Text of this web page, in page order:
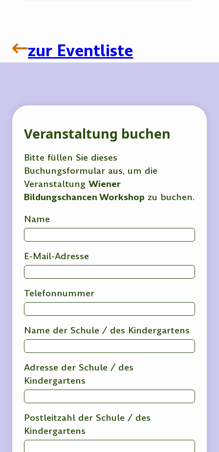
zur Eventliste
Veranstaltung buchen
Bitte füllen Sie dieses
Buchungsformular aus, um die
VeranstaltungWiener
Bildungschancen Workshop zu buchen.
Name
E-Mail-Adresse
Telefonnummer
Name der Schule / des Kindergartens
Adresse der Schule / des
Kindergartens
Postleitzahl der Schule / des
Kindergartens